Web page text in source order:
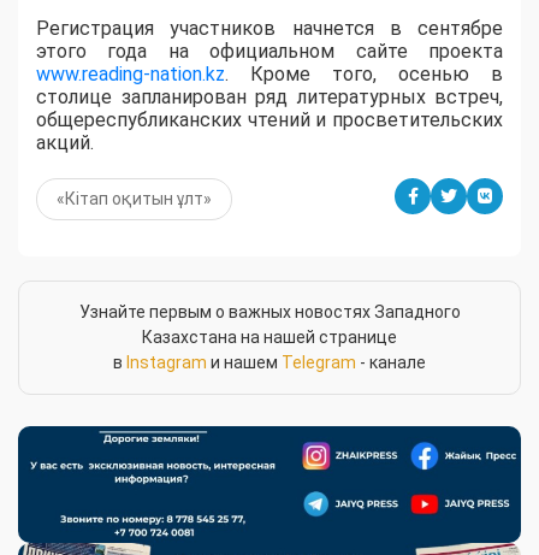
Регистрация участников начнется в сентябре
этого года на официальном сайте проекта
www.reading-nation.kz. Кроме того, осенью в
столице запланирован ряд литературных встреч,
общереспубликанских чтений и просветительских
акций.
«Кітап оқитын ұлт»
Узнайте первым о важных новостях Западного
Казахстана на нашей странице
в Instagram и нашем Telegram - канале